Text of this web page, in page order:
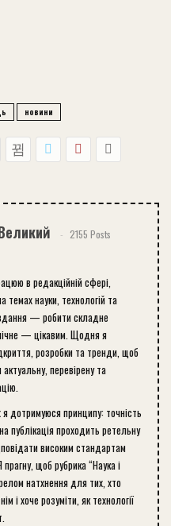
новини
2155 Posts
в редакційній сфері,
темах науки, технологій та
— робити складне
— цікавим. Щодня я
розробки та тренди, щоб
перевірену та
я дотримуюся принципу: точність
публікація проходить ретельну
високим стандартам
прагну, щоб рубрика “Наука і
натхнення для тих, хто
і хоче розуміти, як технології